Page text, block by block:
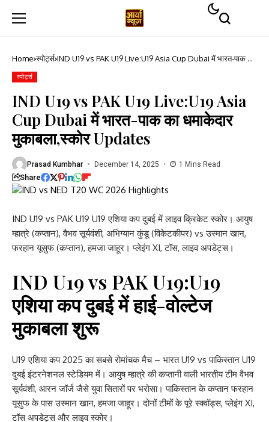
Home स्पोर्ट्स IND U19 vs PAK U19 Live:U19 Asia Cup Dubai में भारत-पाक का
स्पोर्ट्स
IND U19 vs PAK U19 Live:U19 Asia
Cup Dubai में भारत-पाक का धमाकेदार
मुकाबला,स्कोर Updates
Prasad Kumbhar December 14, 2025 1 Mins Read
Share
IND U19 vs PAK U19 U19 एशिया कप दुबई में लाइव क्रिकेट स्कोर। आयुष
म्हात्रे (कप्तान), वैभव सूर्यवंशी, अभिग्यान कुंडू (विकेटकीपर) vs उस्मान खान,
फरहान यूसुफ (कप्तान), हमजा जाहूर। प्लेइंग XI, टॉस, लाइव अपडेट्स।
IND U19 vs PAK U19:U19
एशिया कप दुबई में हाई-वोल्टेज
मुकाबला शुरू
U19 एशिया कप 2025 का सबसे रोमांचक मैच – भारत U19 vs पाकिस्तान U19
दुबई इंटरनेशनल स्टेडियम में। आयुष म्हात्रे की कप्तानी वाली भारतीय टीम वैभव
सूर्यवंशी, आरन जॉर्ज जैसे युवा सितारों पर भरोसा। पाकिस्तान के कप्तान फरहान
यूसुफ के पास उस्मान खान, हमजा जाहूर। दोनों टीमों के पूरे स्क्वॉड्स, प्लेइंग XI,
टॉस अपडेट्स और लाइव स्कोर।